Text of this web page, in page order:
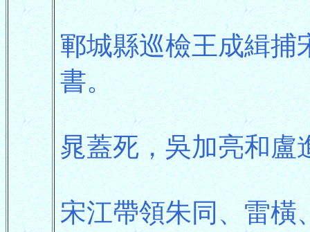
鄆城縣巡檢王成緝捕
書。
晁蓋死，吳加亮和盧
宋江帶領朱同、雷橫